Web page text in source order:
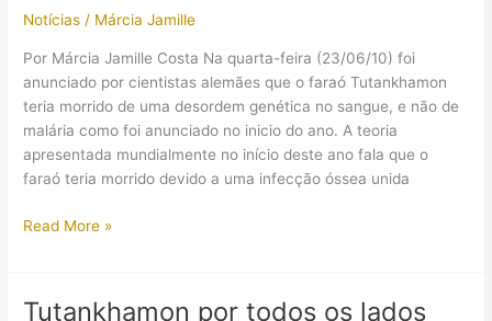
à
Notícias / Márcia Jamille
Por Márcia Jamille Costa Na quarta-feira (23/06/10) foi
anunciado por cientistas alemães que o faraó Tutankhamon
teria morrido de uma desordem genética no sangue, e não de
malária como foi anunciado no inicio do ano. A teoria
apresentada mundialmente no início deste ano fala que o
faraó teria morrido devido a uma infecção óssea unida
Mais
Read More »
Tutankhamon por todos os lados